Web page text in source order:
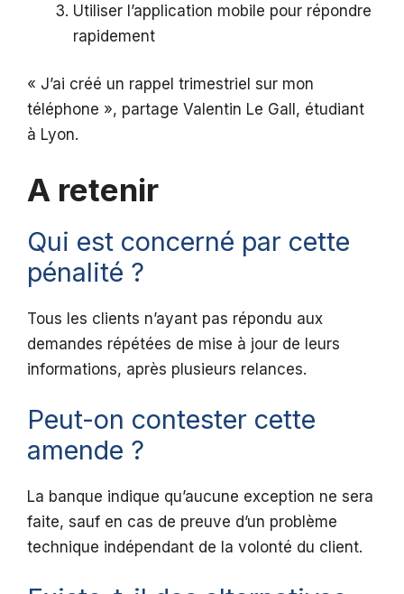
Utiliser l’application mobile pour répondre
rapidement
« J’ai créé un rappel trimestriel sur mon
téléphone », partage Valentin Le Gall, étudiant
à Lyon.
A retenir
Qui est concerné par cette
pénalité ?
Tous les clients n’ayant pas répondu aux
demandes répétées de mise à jour de leurs
informations, après plusieurs relances.
Peut-on contester cette
amende ?
La banque indique qu’aucune exception ne sera
faite, sauf en cas de preuve d’un problème
technique indépendant de la volonté du client.